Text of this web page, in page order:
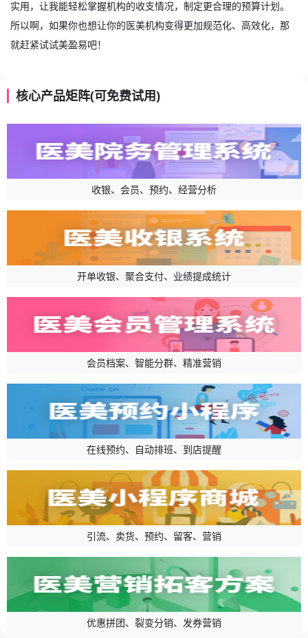
实用，让我能轻松掌握机构的收支情况，制定更合理的预算计划。
所以啊，如果你也想让你的医美机构变得更加规范化、高效化，那
就赶紧试试美盈易吧！
核心产品矩阵(可免费试用)
收银、会员、预约、经营分析
开单收银、聚合支付、业绩提成统计
会员档案、智能分群、精准营销
在线预约、自动排班、到店提醒
引流、卖货、预约、留客、营销
优惠拼团、裂变分销、发券营销